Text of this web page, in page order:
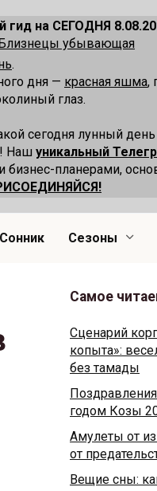
гид на СЕГОДНЯ
убывающая
.
дня — красная яшма,
глаз.
сегодня лунный
Наш уникальный
планерами,
Сонник Сезоны
Самое
Сценарий
копыта»:
без тамады
годом Козы
Амулеты от
от
Вещие сны: